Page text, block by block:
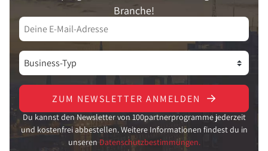
Branche!
ZUM NEWSLETTER ANMELDEN
Du kannst den Newsletter von 100partnerprogramme jederzeit
und kostenfrei abbestellen. Weitere Informationen findest du in
unseren Datenschutzbestimmungen.